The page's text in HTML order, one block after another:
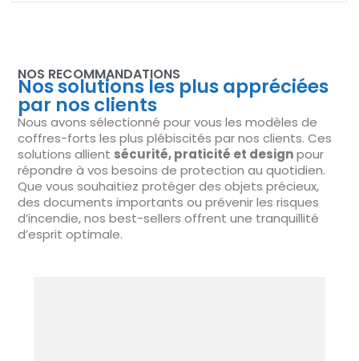
NOS RECOMMANDATIONS
Nos solutions les plus appréciées
par nos clients
Nous avons sélectionné pour vous les modèles de
coffres-forts les plus plébiscités par nos clients. Ces
solutions allient sécurité, praticité et designpour
répondre à vos besoins de protection au quotidien.
Que vous souhaitiez protéger des objets précieux,
des documents importants ou prévenir les risques
d’incendie, nos best-sellers offrent une tranquillité
d’esprit optimale.